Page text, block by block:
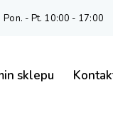
Pon. - Pt. 10:00 - 17:00
sklepu